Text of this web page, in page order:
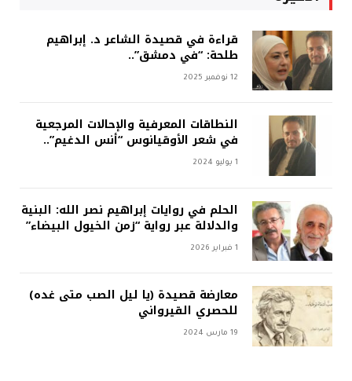
قراءة في قصيدة الشاعر د. إبراهيم
طلحة: “في دمشق”..
12 نوفمبر 2025
النطاقات المعرفية والإحالات المرجعية
في شعر الأوقيانوس “أنس الدغيم”..
1 يوليو 2024
الحلم في روايات إبراهيم نصر الله: البنية
والدلالة عبر رواية “زمن الخيول البيضاء”
1 فبراير 2026
معارضة قصيدة (يا ليل الصب متى غده)
للحصري القيرواني
19 مارس 2024